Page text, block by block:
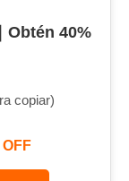
Obtén 40%
copiar)